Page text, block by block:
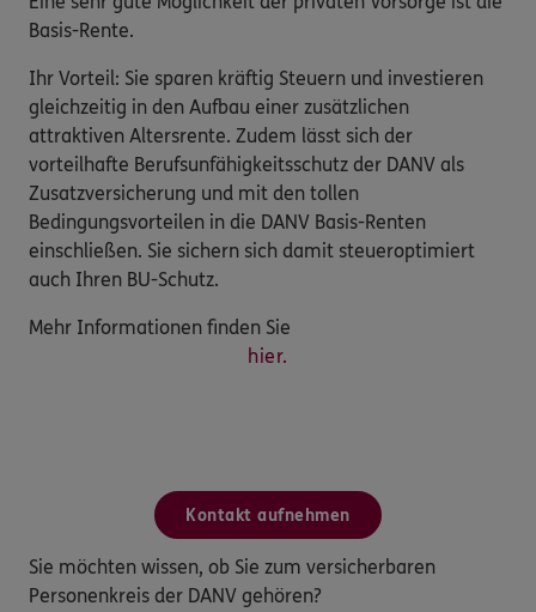
Basis-Rente.
Ihr Vorteil: Sie sparen kräftig Steuern und investieren
gleichzeitig in den Aufbau einer zusätzlichen
attraktiven Altersrente. Zudem lässt sich der
vorteilhafte Berufsunfähigkeitsschutz der DANV als
Zusatzversicherung und mit den tollen
Bedingungsvorteilen in die DANV Basis-Renten
einschließen. Sie sichern sich damit steueroptimiert
auch Ihren BU-Schutz.
Mehr Informationen finden Sie
hier.
Kontakt aufnehmen
Sie möchten wissen, ob Sie zum versicherbaren
Personenkreis der DANV gehören?